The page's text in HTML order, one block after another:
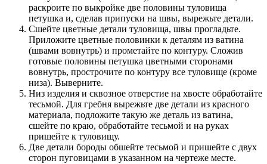
раскроите по выкройке две половины туловища
петушка и, сделав припуски на швы, вырежьте детали.
Сшейте цветные детали туловища, швы прогладьте.
Приложите цветные половинки к деталям из ватина
(швами вовнутрь) и прометайте по контуру. Сложив
готовые половины петушка цветными сторонами
вовнутрь, прострочите по контуру все туловище (кроме
низа). Выверните.
Низ изделия и сквозное отверстие на хвосте обработайте
тесьмой. Для гребня вырежьте две детали из красного
материала, подложите такую же деталь из ватина,
сшейте по краю, обработайте тесьмой и на руках
пришейте к туловищу.
Две детали бороды обшейте тесьмой и пришейте с двух
сторон пуговицами в указанном на чертеже месте.